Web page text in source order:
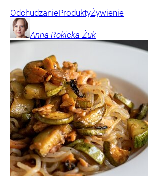
OdchudzanieProduktyŻywienie
Anna Rokicka-Żuk